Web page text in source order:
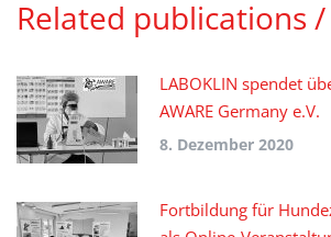
Related publications
LABOKLIN spendet
AWARE Germany e.V.
8. Dezember 2020
Fortbildung für